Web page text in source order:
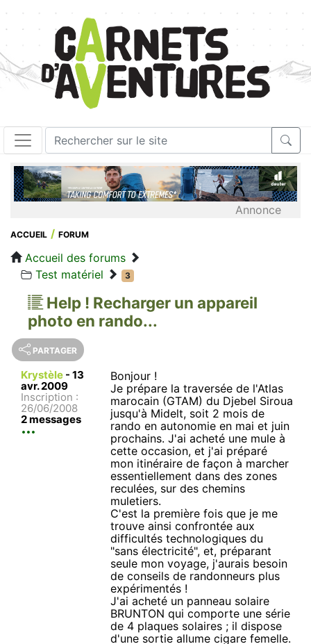
Annonce
ACCUEIL FORUM
Accueil des forums
Test matériel
3
Help ! Recharger un appareil
photo en rando...
PARTAGER
Krystèle - 13
avr. 2009
Inscription :
26/06/2008
2 messages
Bonjour !
Je prépare la traversée de l'Atlas
marocain (GTAM) du Djebel Siroua
jusqu'à Midelt, soit 2 mois de
rando en autonomie en mai et juin
prochains. J'ai acheté une mule à
cette occasion, et j'ai préparé
mon itinéraire de façon à marcher
essentiellement dans des zones
reculées, sur des chemins
muletiers.
C'est la première fois que je me
trouve ainsi confrontée aux
difficultés technologiques du
"sans électricité", et, préparant
seule mon voyage, j'aurais besoin
de conseils de randonneurs plus
expérimentés !
J'ai acheté un panneau solaire
BRUNTON qui comporte une série
de 4 plaques solaires ; il dispose
d'une sortie allume cigare femelle.